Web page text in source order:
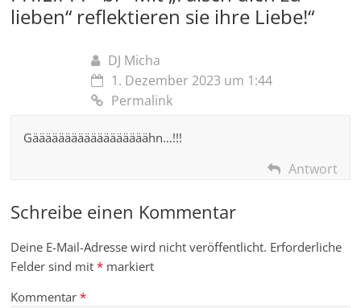
lieben“ reflektieren sie ihre Liebe!“
DJ Micha
1. Dezember 2023 um 1:44
Permalink
Gäääääääääääääääääähn…!!!
Antwort
Schreibe einen Kommentar
Deine E-Mail-Adresse wird nicht veröffentlicht. Erforderliche
Felder sind mit* markiert
Kommentar*